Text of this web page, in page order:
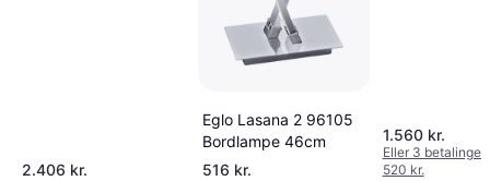
2.406 kr.
Eglo Lasana 2 96105
Bordlampe 46cm
516 kr.
1.560 kr.
Eller 3 betalinger
520 kr.